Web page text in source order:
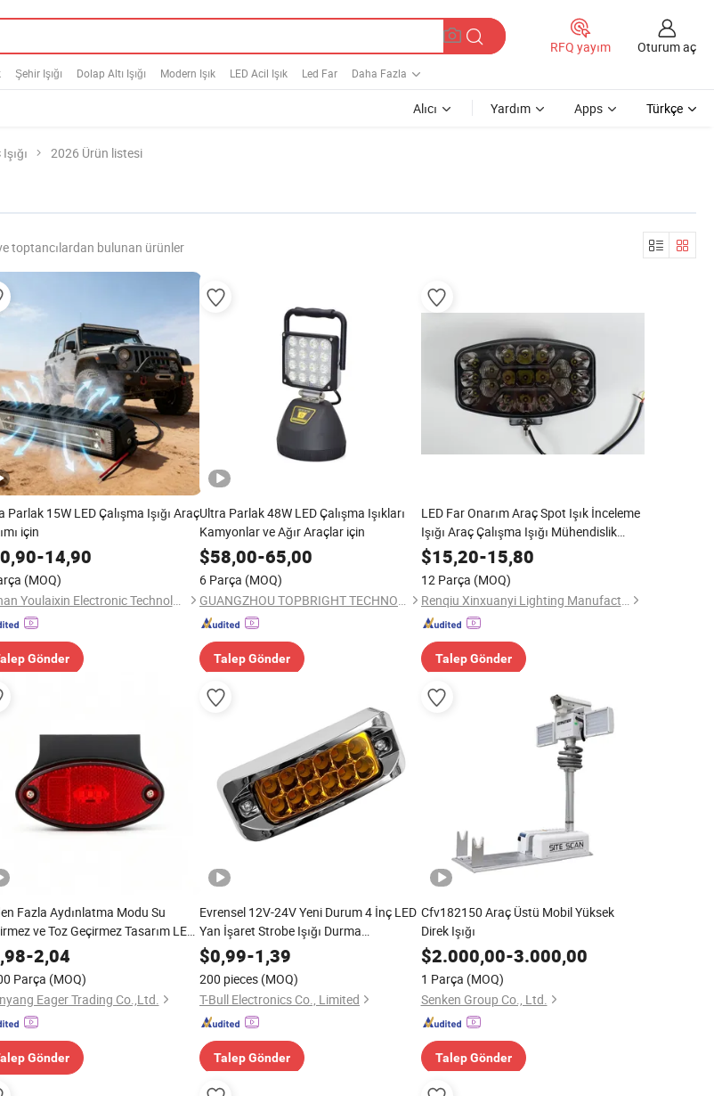
Şehir Işığı Dolap Altı Işığı Modern Işık LED Acil Işık Led Far Daha Fazla
RFQ yayım Oturum aç
Alıcı Yardım Apps Türkçe
2026 Ürün listesi
toptancılardan bulunan ürünler
Parlak 15W LED Çalışma Işığı Araç
için
-14,90
(MOQ)
Wuhan Youlaixin Electronic Technology Co., Ltd.
Gönder
Ultra Parlak 48W LED Çalışma Işıkları
Kamyonlar ve Ağır Araçlar için
$58,00-65,00
6 Parça (MOQ)
GUANGZHOU TOPBRIGHT TECHNOLOGY CORP. LIMITED
Talep Gönder
LED Far Onarım Araç Spot Işık İnceleme
Işığı Araç Çalışma Işığı Mühendislik
Aracı Far Kamyon Lambası LED Far
$15,20-15,80
12 Parça (MOQ)
Renqiu Xinxuanyi Lighting Manufacturing Co., Ltd.
Talep Gönder
Fazla Aydınlatma Modu Su
ve Toz Geçirmez Tasarım LED
Kombinasyon İşaret Lambası
Araçları için
-2,04
Parça (MOQ)
Eager Trading Co.,Ltd.
Gönder
Evrensel 12V-24V Yeni Durum 4 İnç LED
Yan İşaret Strobe Işığı Durma
Fonksiyonu Arabalar Kamyonlar
Römorklar Araçlar için
$0,99-1,39
200 pieces (MOQ)
T-Bull Electronics Co., Limited
Talep Gönder
Cfv182150 Araç Üstü Mobil Yüksek
Direk Işığı
$2.000,00-3.000,00
1 Parça (MOQ)
Senken Group Co., Ltd.
Talep Gönder